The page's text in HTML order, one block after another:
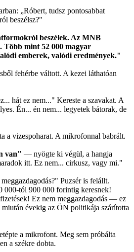
„Róbert, tudsz pontosabbat
beszélsz?"
beszélek. Az MNB
Több mint 52 000 magyar
emberek, valódi eredmények."
fehérbe váltott. A kezei láthatóan
hát ez nem..." Kereste a szavakat. A
Én... én nem... legyetek bátorak, de
a vizespoharat. A mikrofonnal babrált.
van" — nyögte ki végül, a hangja
itt. Ez nem... cirkusz, vagy mi."
Puzsér is felállt.
000-tól 900 000 forintig keresnek!
Ez nem meggazdagodás — ez
évekig az ÖN politikája szárította
a mikrofont. Meg sem próbálta
a székre dobta.